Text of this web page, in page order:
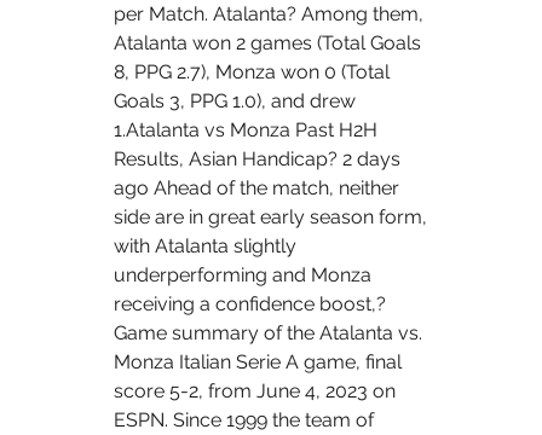
per Match. Atalanta? Among them,
Atalanta won 2 games (Total Goals
8, PPG 2.7), Monza won 0 (Total
Goals 3, PPG 1.0), and drew
1.Atalanta vs Monza Past H2H
Results, Asian Handicap? 2 days
ago Ahead of the match, neither
side are in great early season form,
with Atalanta slightly
underperforming and Monza
receiving a confidence boost,?
Game summary of the Atalanta vs.
Monza Italian Serie A game, final
score 5-2, from June 4, 2023 on
ESPN. Since 1999 the team of